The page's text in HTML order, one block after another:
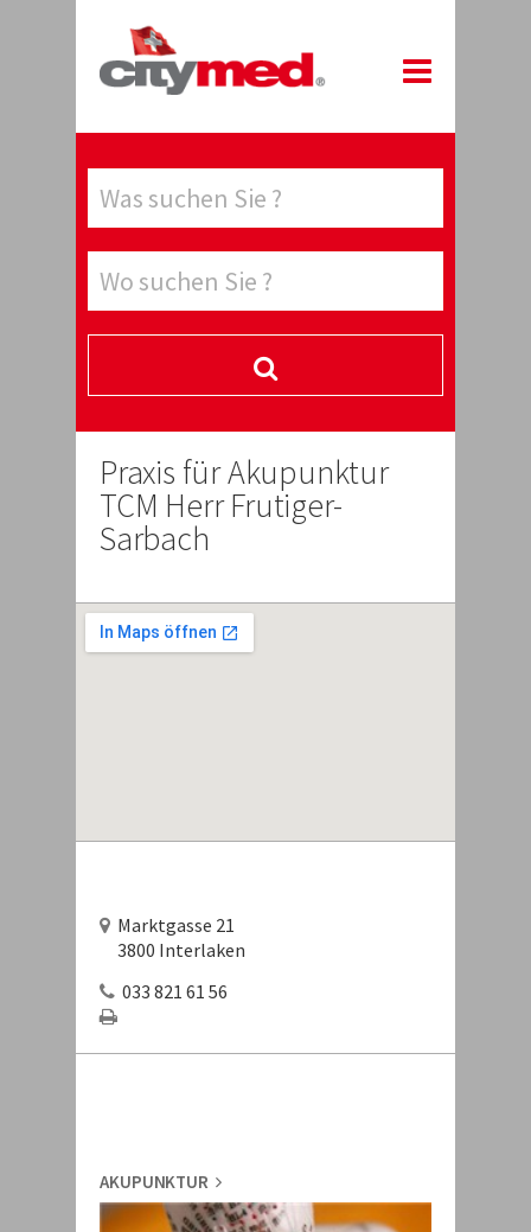
Praxis für Akupunktur
TCM Herr Frutiger-
Sarbach
Marktgasse 21
3800 Interlaken
033 821 61 56
AKUPUNKTUR